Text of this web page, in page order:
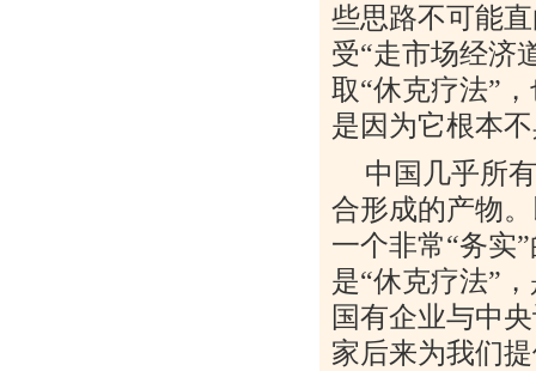
些思路不可能
受“走市场经济
取“休克疗法”
是因为它根本
中国几乎所
合形成的产物
一个非常“务实”
是“休克疗法”
国有企业与中
家后来为我们